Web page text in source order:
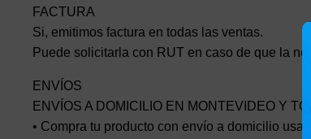
FACTURA
Si, emitimos factura en todas las ventas.
Puede solicitarla con RUT en caso de que la
ENVÍOS
ENVÍOS A DOMICILIO EN MONTEVIDEO Y
• Compra tu producto con envío a domicilio